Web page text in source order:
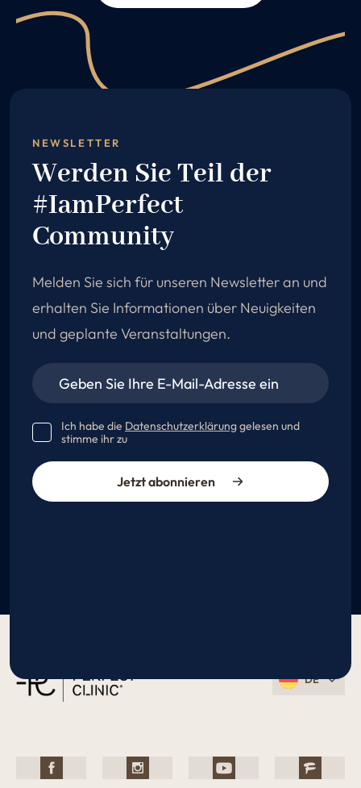
NEWSLETTER
Werden Sie Teil der
#IamPerfect
Community
Melden Sie sich für unseren Newsletter an und
erhalten Sie Informationen über Neuigkeiten
und geplante Veranstaltungen.
Ich habe die Datenschutzerklärunggelesen und
stimme ihr zu
Jetzt abonnieren
DE